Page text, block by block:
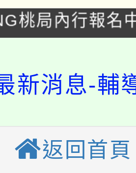
動。
桃局內行報名
。27日，桃園電
及游泳池舉行。
低收入戶享有免
惠，詳情可洽有
造教育及科技
增能研習
造教育及科技
研習
生活教案入校路
新消息-輔
返回首頁